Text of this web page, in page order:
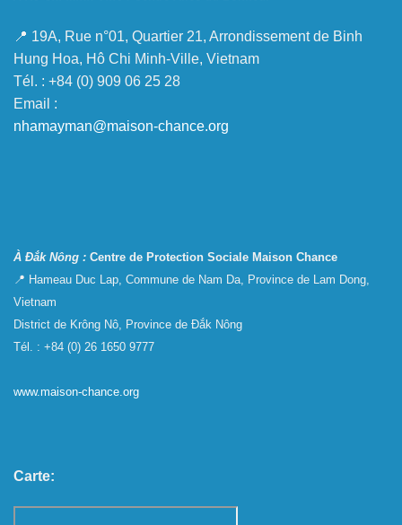
📍 19A, Rue n°01, Quartier 21, Arrondissement de Binh
Hung Hoa, Hô Chi Minh-Ville, Vietnam
Tél. : +84 (0) 909 06 25 28
Email :
nhamayman@maison-chance.org
À Đắk Nông : Centre de Protection Sociale Maison Chance
📍 Hameau Duc Lap, Commune de Nam Da, Province de Lam Dong,
Vietnam
District de Krông Nô, Province de Đắk Nông
Tél. : +84 (0) 26 1650 9777
www.maison-chance.org
Carte: